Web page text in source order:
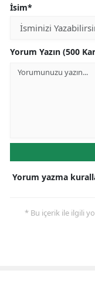
İsim*
Yorum Yazın (500
Yorum yazma
* Bu içerik ile ilgili